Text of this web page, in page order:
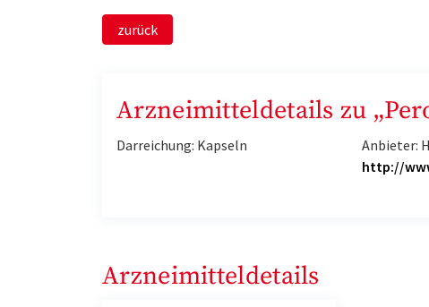
zurück
Arzneimitteldetails zu
Darreichung: Kapseln
Anbieter:
http://
Arzneimitteldetails